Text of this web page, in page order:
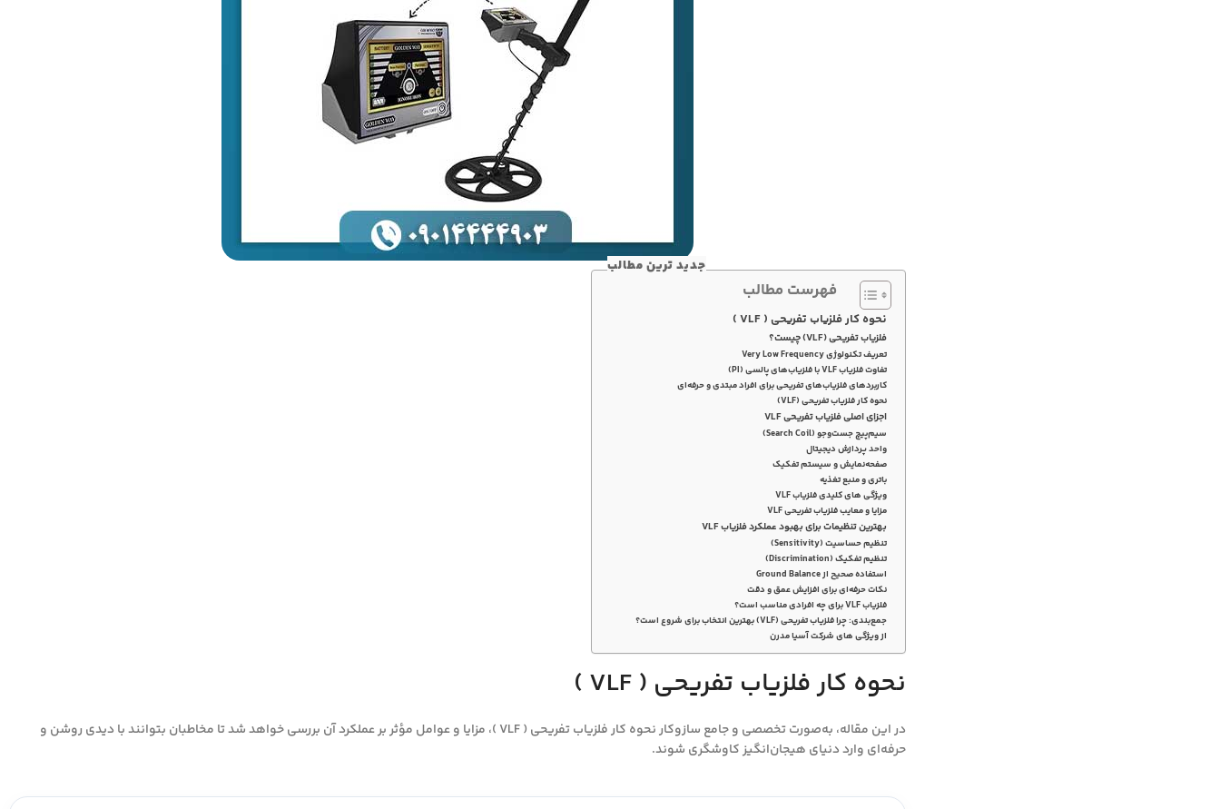
جدید ترین مطالب
فهرست مطالب
نحوه کار فلزیاب تفریحی ( VLF )
فلزیاب تفریحی (VLF) چیست؟
تعریف تکنولوژی Very Low Frequency
تفاوت فلزیاب VLF با فلزیاب‌های پالسی (PI)
کاربردهای فلزیاب‌های تفریحی برای افراد مبتدی و حرفه‌ای
نحوه کار فلزیاب تفریحی (VLF)
اجزای اصلی فلزیاب تفریحی VLF
سیم‌پیچ جست‌وجو (Search Coil)
واحد پردازش دیجیتال
صفحه‌نمایش و سیستم تفکیک
باتری و منبع تغذیه
ویژگی‌ های کلیدی فلزیاب VLF
مزایا و معایب فلزیاب تفریحی VLF
بهترین تنظیمات برای بهبود عملکرد فلزیاب VLF
تنظیم حساسیت (Sensitivity)
تنظیم تفکیک (Discrimination)
استفاده صحیح از Ground Balance
نکات حرفه‌ای برای افزایش عمق و دقت
فلزیاب VLF برای چه افرادی مناسب است؟
جمع‌بندی: چرا فلزیاب تفریحی (VLF) بهترین انتخاب برای شروع است؟
از ویژگی های شرکت آسیا مدرن
نحوه کار فلزیاب تفریحی ( VLF )
در این مقاله، به‌صورت تخصصی و جامع سازوکار نحوه کار فلزیاب تفریحی ( VLF )، مزایا و عوامل مؤثر بر عملکرد آن بررسی خواهد شد تا مخاطبان بتوانند با دیدی روشن و
حرفه‌ای وارد دنیای هیجان‌انگیز کاوشگری شوند.